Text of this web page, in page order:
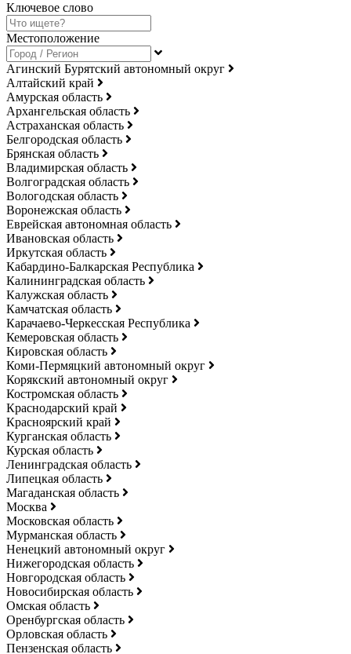
Ключевое слово
Местоположение
Агинский Бурятский автономный округ
Алтайский край
Амурская область
Архангельская область
Астраханская область
Белгородская область
Брянская область
Владимирская область
Волгоградская область
Вологодская область
Воронежская область
Еврейская автономная область
Ивановская область
Иркутская область
Кабардино-Балкарская Республика
Калининградская область
Калужская область
Камчатская область
Карачаево-Черкесская Республика
Кемеровская область
Кировская область
Коми-Пермяцкий автономный округ
Корякский автономный округ
Костромская область
Краснодарский край
Красноярский край
Курганская область
Курская область
Ленинградская область
Липецкая область
Магаданская область
Москва
Московская область
Мурманская область
Ненецкий автономный округ
Нижегородская область
Новгородская область
Новосибирская область
Омская область
Оренбургская область
Орловская область
Пензенская область